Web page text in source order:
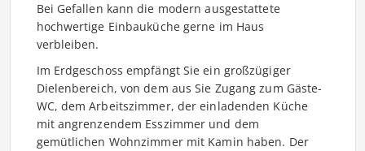
Bei Gefallen kann die modern ausgestattete
hochwertige Einbauküche gerne im Haus
verbleiben.
Im Erdgeschoss empfängt Sie ein großzügiger
Dielenbereich, von dem aus Sie Zugang zum Gäste-
WC, dem Arbeitszimmer, der einladenden Küche
mit angrenzendem Esszimmer und dem
gemütlichen Wohnzimmer mit Kamin haben. Der